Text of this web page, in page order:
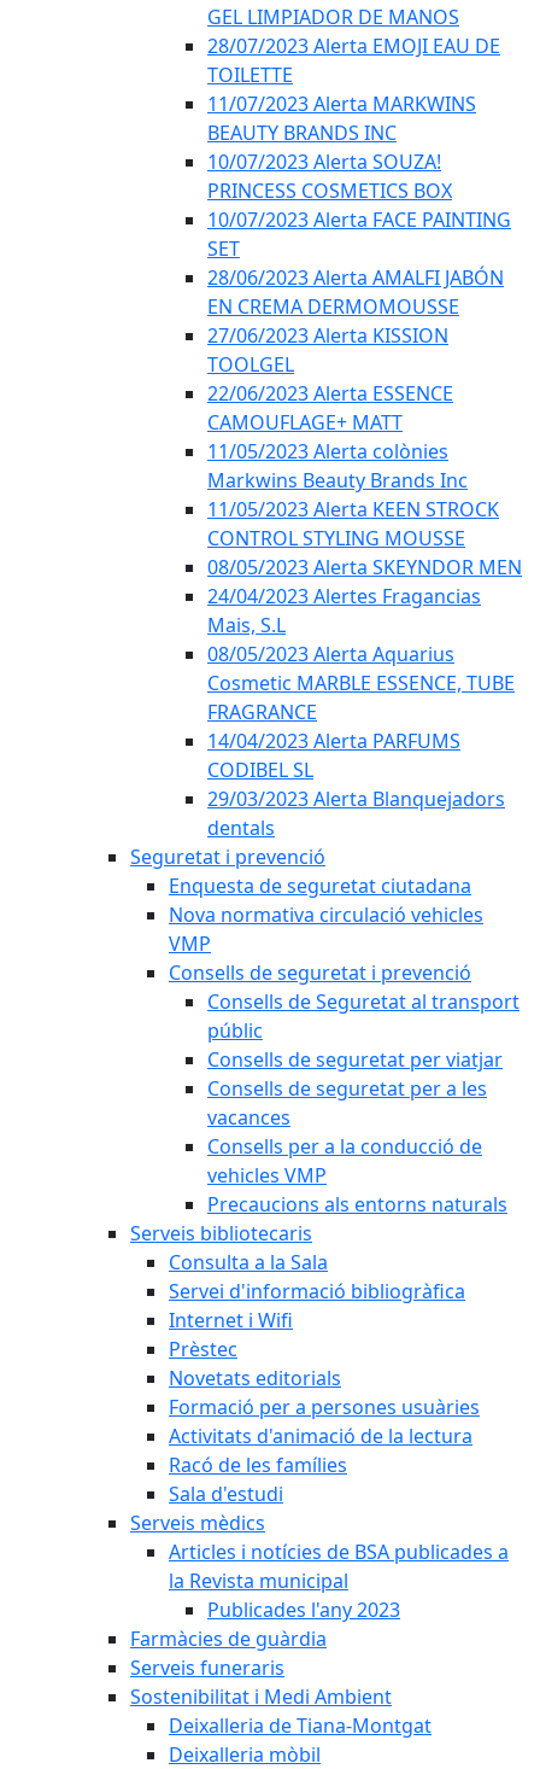
GEL LIMPIADOR DE MANOS
28/07/2023 Alerta EMOJI EAU DE
TOILETTE
11/07/2023 Alerta MARKWINS
BEAUTY BRANDS INC
10/07/2023 Alerta SOUZA!
PRINCESS COSMETICS BOX
10/07/2023 Alerta FACE PAINTING
SET
28/06/2023 Alerta AMALFI JABÓN
EN CREMA DERMOMOUSSE
27/06/2023 Alerta KISSION
TOOLGEL
22/06/2023 Alerta ESSENCE
CAMOUFLAGE+ MATT
11/05/2023 Alerta colònies
Markwins Beauty Brands Inc
11/05/2023 Alerta KEEN STROCK
CONTROL STYLING MOUSSE
08/05/2023 Alerta SKEYNDOR MEN
24/04/2023 Alertes Fragancias
Mais, S.L
08/05/2023 Alerta Aquarius
Cosmetic MARBLE ESSENCE, TUBE
FRAGRANCE
14/04/2023 Alerta PARFUMS
CODIBEL SL
29/03/2023 Alerta Blanquejadors
dentals
Seguretat i prevenció
Enquesta de seguretat ciutadana
Nova normativa circulació vehicles
VMP
Consells de seguretat i prevenció
Consells de Seguretat al transport
públic
Consells de seguretat per viatjar
Consells de seguretat per a les
vacances
Consells per a la conducció de
vehicles VMP
Precaucions als entorns naturals
Serveis bibliotecaris
Consulta a la Sala
Servei d'informació bibliogràfica
Internet i Wifi
Prèstec
Novetats editorials
Formació per a persones usuàries
Activitats d'animació de la lectura
Racó de les famílies
Sala d'estudi
Serveis mèdics
Articles i notícies de BSA publicades a
la Revista municipal
Publicades l'any 2023
Farmàcies de guàrdia
Serveis funeraris
Sostenibilitat i Medi Ambient
Deixalleria de Tiana-Montgat
Deixalleria mòbil